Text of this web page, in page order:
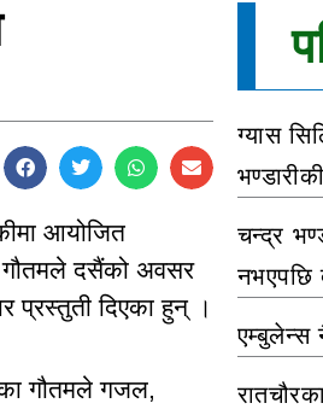
आयोजित
गौतमले दसैंको अवसर
प्रस्तुती दिएका हुन् ।
गौतमले गजल,
ग्यास
चन्द्र
नभएपछि